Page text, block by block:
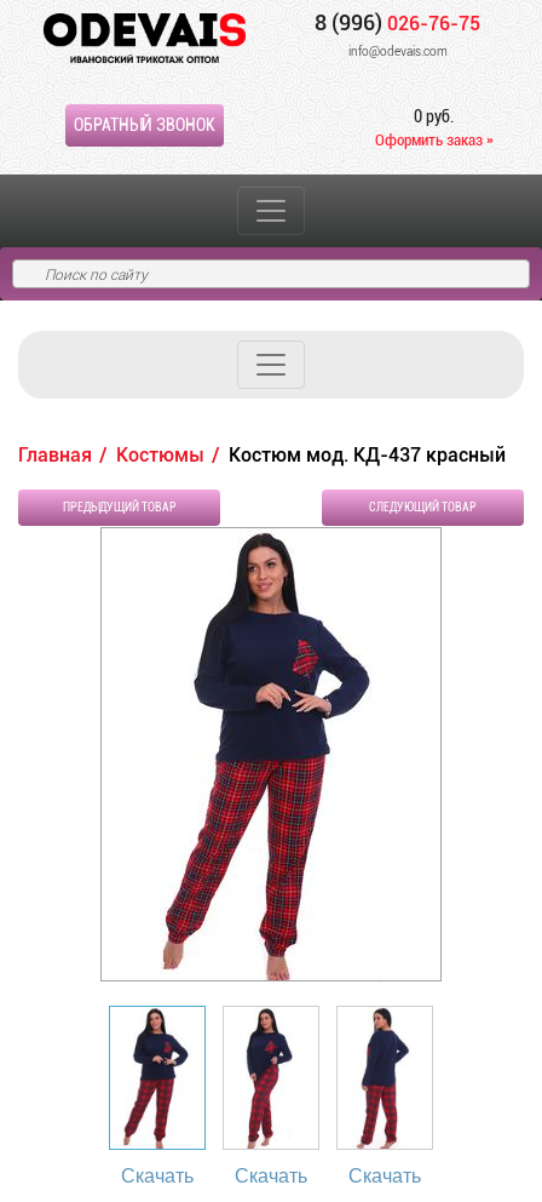
8 (996) 026-76-75
info@odevais.com
ОБРАТНЫЙ ЗВОНОК 0 руб.
Оформить заказ »
Главная Костюмы Костюм мод. КД-437 красный
ПРЕДЫДУЩИЙ ТОВАР СЛЕДУЮЩИЙ ТОВАР
Скачать Скачать Скачать